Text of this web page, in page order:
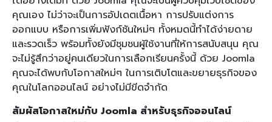
คุณเอง ไม่ว่าจะเป็นการอัปเดตเนื้อหา การปรับแต่งการ
ออกแบบ หรือการเพิ่มฟังก์ชันใหม่ๆ ทั้งหมดนี้ทำได้ง่ายดาย
และรวดเร็ว พร้อมทั้งยังมีชุมชนผู้ใช้งานที่ให้การสนับสนุน คุณ
จะไม่รู้สึกว่าอยู่คนเดียวในการเลือกเรียนครั้งนี้ ด้วย Joomla
คุณจะได้พบกับโอกาสใหม่ๆ ในการเติบโตและขยายธุรกิจของ
คุณในโลกออนไลน์ อย่างไม่มีขีดจำกัด
สัมผัสโอกาสใหม่กับ Joomla สำหรับธุรกิจออนไลน์